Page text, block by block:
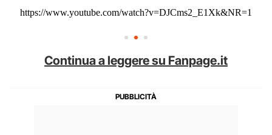
https://www.youtube.com/watch?v=DJCms2_E1Xk&NR=1
Continua a leggere su Fanpage.it